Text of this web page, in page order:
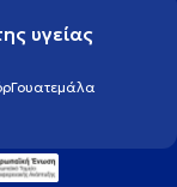
υγείας
Γουατεμάλα